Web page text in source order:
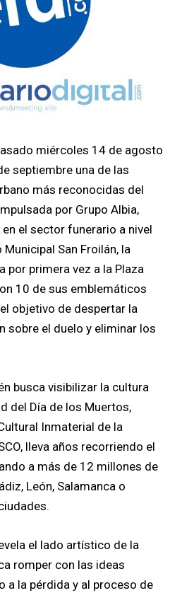
miércoles 14 de agosto
septiembre una de las
más reconocidas del
por Grupo Albia,
el sector funerario a nivel
San Froilán, la
por primera vez a la Plaza
10 de sus emblemáticos
objetivo de despertar la
sobre el duelo y eliminar los
busca visibilizar la cultura
del Día de los Muertos,
Inmaterial de la
lleva años recorriendo el
a más de 12 millones de
León, Salamanca o
el lado artístico de la
romper con las ideas
a la pérdida y al proceso de